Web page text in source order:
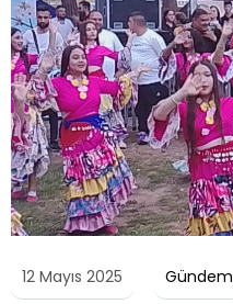
12 Mayıs 2025 Gündem